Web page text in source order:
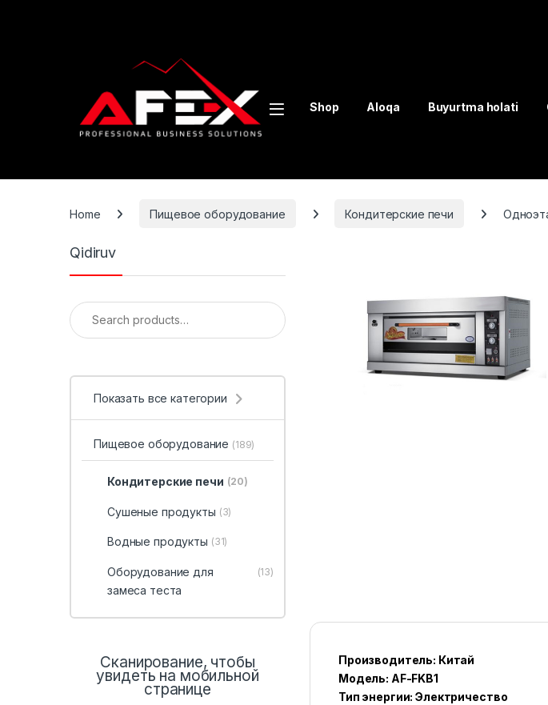
Shop Aloqa Buyurtma holati
Home Пищевое оборудование Кондитерские печи
Производитель: Китай
Модель: AF-FKB1
Тип энергии: Электричество
Qidiruv
Search for:
Показать все категории
Пищевое оборудование (189)
Кондитерские печи (20)
Сушеные продукты (3)
Водные продукты (31)
Оборудование для
замеса теста
(13)
Сканирование, чтобы
увидеть на мобильной
странице